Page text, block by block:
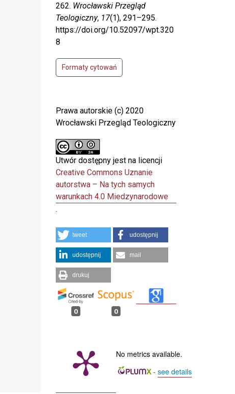
262. Wrocławski Przegląd
Teologiczny, 17(1), 291–295.
https://doi.org/10.52097/wpt.320
8
Formaty cytowań
Prawa autorskie (c) 2020
Wrocławski Przegląd Teologiczny
Utwór dostępny jest na licencji
Creative Commons Uznanie
autorstwa – Na tych samych
warunkach 4.0 Miedzynarodowe
.
tweet udostępnij
udostępnij mail
drukuj
0 0
No metrics available.
- see details